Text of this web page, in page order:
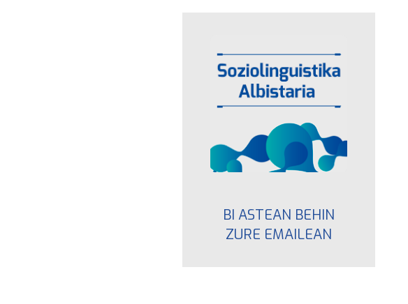
BI ASTEAN BEHIN
ZURE EMAILEAN